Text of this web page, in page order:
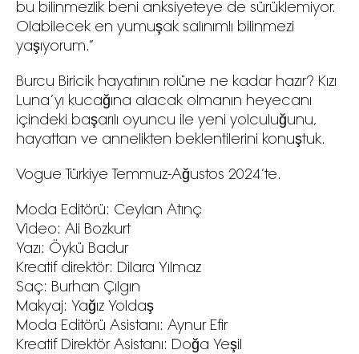
Haftalık E-Bülten
bu bilinmezlik beni anksiyeteye de sürüklemiyor.
Olabilecek en yumuşak salınımlı bilinmezi
yaşıyorum.”
Burcu Biricik hayatının rolüne ne kadar hazır? Kızı
Luna’yı kucağına alacak olmanın heyecanı
içindeki başarılı oyuncu ile yeni yolculuğunu,
hayattan ve annelikten beklentilerini konuştuk.
Vogue Türkiye Temmuz-Ağustos 2024’te.
Moda Editörü: Ceylan Atınç
Video: Ali Bozkurt
Yazı: Öykü Badur
Kreatif direktör: Dilara Yılmaz
Saç: Burhan Çılgın
Makyaj: Yağız Yoldaş
Moda Editörü Asistanı: Aynur Efir
Kreatif Direktör Asistanı: Doğa Yeşil